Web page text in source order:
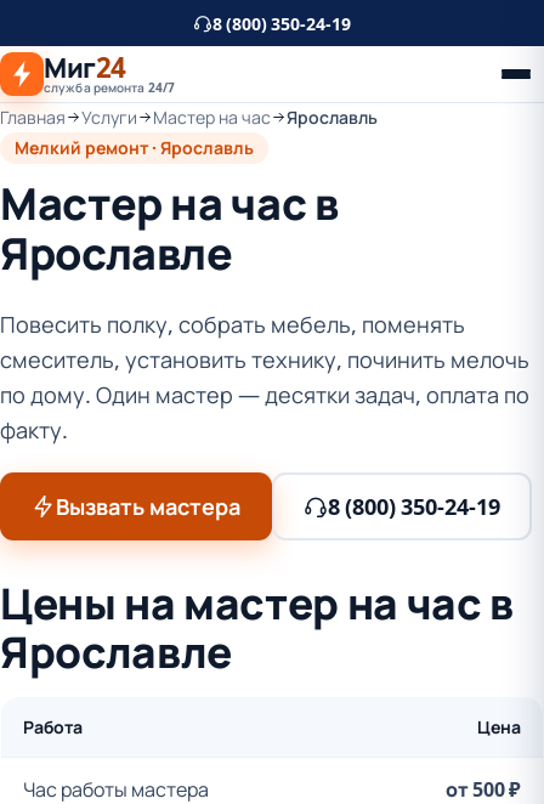
основному
контенту
8 (800) 350-24-19
Миг24
служба ремонта 24/7
Главная Услуги Мастер на час
Ярославль
Мелкий ремонт · Ярославль
Мастер на час в
Ярославле
Повесить полку, собрать мебель, поменять
смеситель, установить технику, починить мелочь
по дому. Один мастер — десятки задач, оплата по
факту.
Вызвать мастера 8 (800) 350-24-19
Цены на мастер на час в
Ярославле
Работа Цена
Час работы мастера от 500 ₽